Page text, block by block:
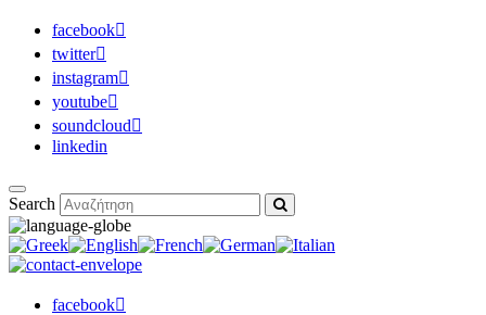
facebook
twitter
instagram
youtube
soundcloud
linkedin
Search
facebook